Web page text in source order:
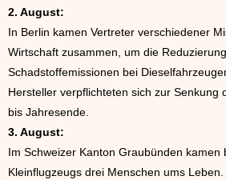
2. August:
In Berlin kamen Vertreter verschiedener
Wirtschaft zusammen, um die
Schadstoffemissionen bei
Hersteller verpflichteten sich zur Senkung
bis Jahresende.
3. August:
Im Schweizer Kanton Graubünden kamen
Kleinflugzeugs drei Menschen ums Leben.